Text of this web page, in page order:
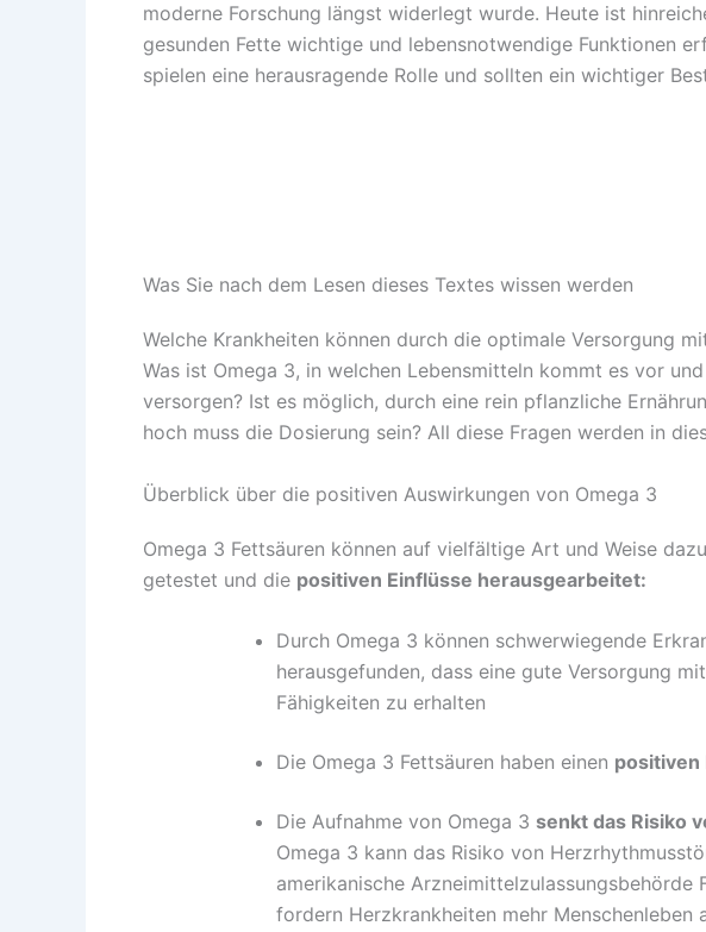
moderne Forschung längst widerlegt wurde. Heute ist
gesunden Fette wichtige und lebensnotwendige Funktionen
spielen eine herausragende Rolle und sollten ein wichtiger
Was Sie nach dem Lesen dieses Textes wissen werden
Welche Krankheiten können durch die optimale Versorgung
Was ist Omega 3, in welchen Lebensmitteln kommt es vor
versorgen? Ist es möglich, durch eine rein pflanzliche
hoch muss die Dosierung sein? All diese Fragen werden in
Überblick über die positiven Auswirkungen von Omega 3
Omega 3 Fettsäuren können auf vielfältige Art und Weise
getestet und die positiven Einflüsse herausgearbeitet:
Durch Omega 3 können schwerwiegende
herausgefunden, dass eine gute Versorgung
Fähigkeiten zu erhalten
Die Omega 3 Fettsäuren haben einen positiven
Die Aufnahme von Omega 3 senkt das Risiko
Omega 3 kann das Risiko von
amerikanische
fordern Herzkrankheiten mehr Menschenleben